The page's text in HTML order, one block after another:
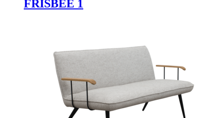
FRISBEE 1